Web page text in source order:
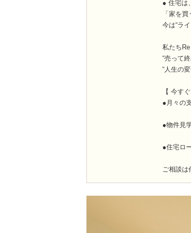
● 住宅は
「家を
今は“ラ
私たちRe
“売って
“人生の
【 今す
●月々の
●物件見
●住宅ロ
ご相談は